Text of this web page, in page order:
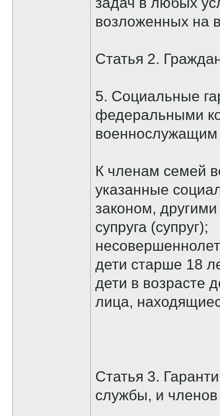
возложенных на
Статья 2.
5. Социальные
федеральными
К членам семей
указанные
законом,
супруга (супруг);
дети старше 18
дети в возрасте
лица,
Статья 3.
службы, и